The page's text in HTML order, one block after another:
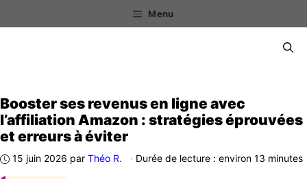
au
Menu
Booster ses revenus en ligne avec
l’affiliation Amazon : stratégies éprouvées
et erreurs à éviter
15 juin 2026 par Théo R. · Durée de lecture : environ 13 minutes